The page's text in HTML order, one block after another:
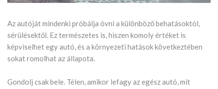
Az autóját mindenki próbálja óvni a különböző behatásoktól,
sérülésektől. Ez természetes is, hiszen komoly értéket is
képviselhet egy autó, és a környezeti hatások következtében
sokat romolhat az állapota.
Gondolj csak bele. Télen, amikor lefagy az egész autó, mit